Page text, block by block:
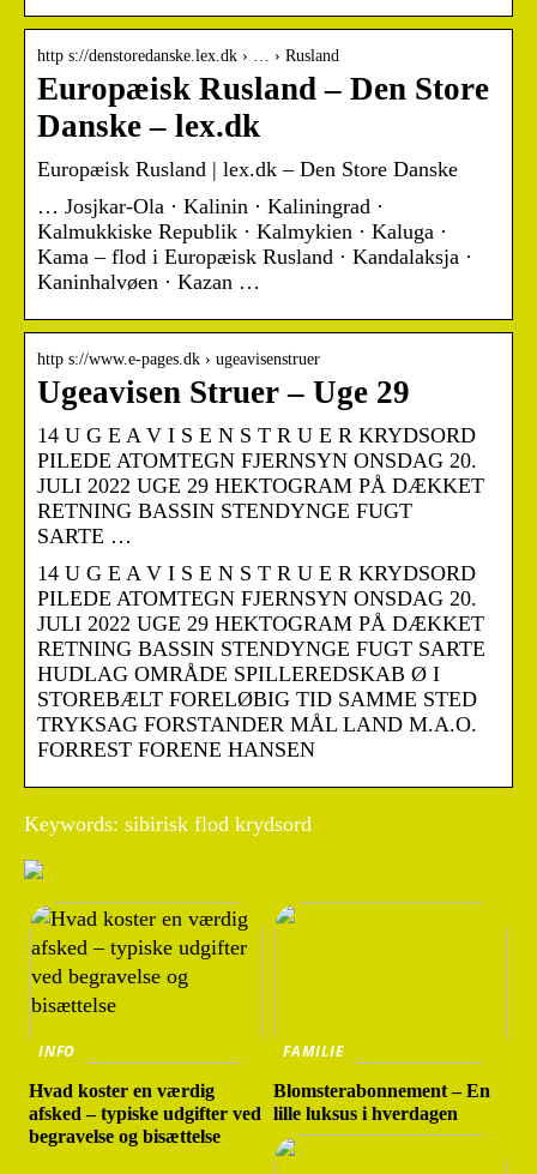
http s://denstoredanske.lex.dk › … › Rusland
Europæisk Rusland – Den Store
Danske – lex.dk
Europæisk Rusland | lex.dk – Den Store Danske
… Josjkar-Ola · Kalinin · Kaliningrad ·
Kalmukkiske Republik · Kalmykien · Kaluga ·
Kama – flod i Europæisk Rusland · Kandalaksja ·
Kaninhalvøen · Kazan …
http s://www.e-pages.dk › ugeavisenstruer
Ugeavisen Struer – Uge 29
14 U G E A V I S E N S T R U E R KRYDSORD
PILEDE ATOMTEGN FJERNSYN ONSDAG 20.
JULI 2022 UGE 29 HEKTOGRAM PÅ DÆKKET
RETNING BASSIN STENDYNGE FUGT
SARTE …
14 U G E A V I S E N S T R U E R KRYDSORD
PILEDE ATOMTEGN FJERNSYN ONSDAG 20.
JULI 2022 UGE 29 HEKTOGRAM PÅ DÆKKET
RETNING BASSIN STENDYNGE FUGT SARTE
HUDLAG OMRÅDE SPILLEREDSKAB Ø I
STOREBÆLT FORELØBIG TID SAMME STED
TRYKSAG FORSTANDER MÅL LAND M.A.O.
FORREST FORENE HANSEN
Keywords: sibirisk flod krydsord
INFO
Hvad koster en værdig
afsked – typiske udgifter ved
begravelse og bisættelse
FAMILIE
Blomsterabonnement – En
lille luksus i hverdagen